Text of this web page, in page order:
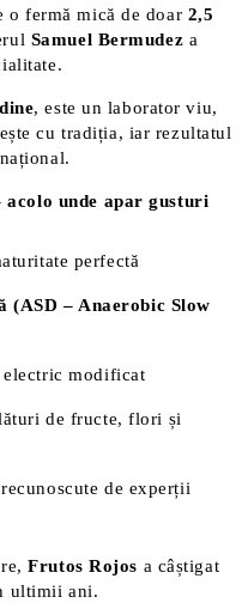
o fermă mică de doar 2,5
Samuel Bermudez a
, este un laborator viu,
cu tradiția, iar rezultatul
acolo unde apar gusturi
perfectă
(ASD – Anaerobic Slow
electric modificat
de fructe, flori și
de experții
Frutos Rojos a câștigat
ultimii ani.